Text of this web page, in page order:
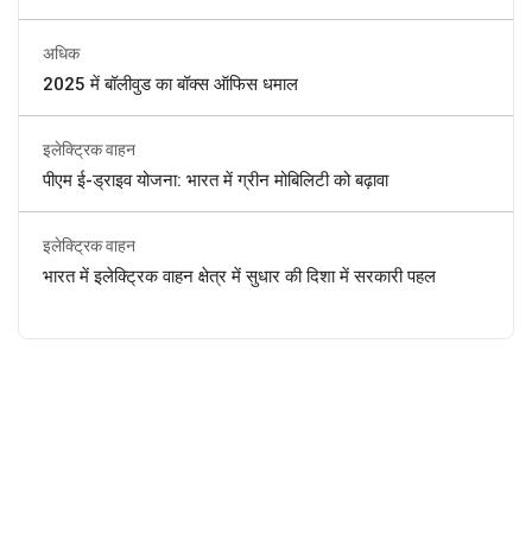
अधिक
2025 में बॉलीवुड का बॉक्स ऑफिस धमाल
इलेक्ट्रिक वाहन
पीएम ई-ड्राइव योजना: भारत में ग्रीन मोबिलिटी को बढ़ावा
इलेक्ट्रिक वाहन
भारत में इलेक्ट्रिक वाहन क्षेत्र में सुधार की दिशा में सरकारी पहल